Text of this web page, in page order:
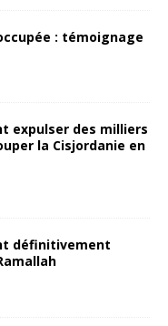
: témoignage
expulser des milliers
la Cisjordanie en
définitivement